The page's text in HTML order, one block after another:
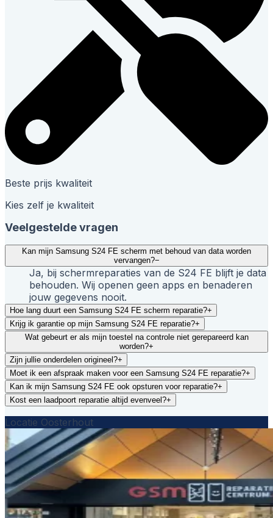
Beste prijs kwaliteit
Kies zelf je kwaliteit
Veelgestelde vragen
Kan mijn Samsung S24 FE scherm met behoud van data worden
vervangen?−
Ja, bij schermreparaties van de S24 FE blijft je data
behouden. Wij openen geen apps en benaderen
jouw gegevens nooit.
Hoe lang duurt een Samsung S24 FE scherm reparatie?+
Krijg ik garantie op mijn Samsung S24 FE reparatie?+
Wat gebeurt er als mijn toestel na controle niet gerepareerd kan
worden?+
Zijn jullie onderdelen origineel?+
Moet ik een afspraak maken voor een Samsung S24 FE reparatie?+
Kan ik mijn Samsung S24 FE ook opsturen voor reparatie?+
Kost een laadpoort reparatie altijd evenveel?+
Locatie Oosterhout